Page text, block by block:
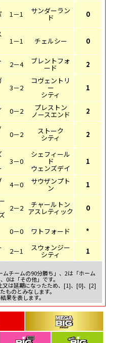
1－1 サンダーラン
ド 0
1－1 チェルシー 0
2－4 ブレントフォ
ード 2
3－2
コヴェントリ
ー
シティ
1
0－2 プレストン
ノースエンド 2
0－2 ストーク
シティ 2
3－0
シェフィール
ド
ウェンズデイ
1
4－0 サウザンプト
ン 1
2－2 チャールトン
アスレティック 0
0－0 ワトフォード *
2－1 スウォンジー
シティ 1
ムチームの90分勝ち」、2は「ホーム
0は「その他」です。
又は延期になったため、[1]、[0]、[2]
ものとみなします。
果を表します。